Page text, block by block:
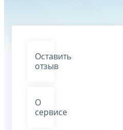
Оставить
отзыв
О
сервисе